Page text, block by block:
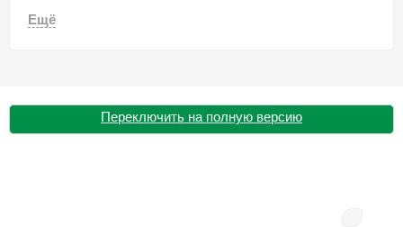
Ещё
Переключить на полную версию